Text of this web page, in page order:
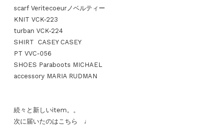
scarf Veritecoeurノベルティー
KNIT VCK-223
turban VCK-224
SHIRT CASEY CASEY
PT VVC-056
SHOES Paraboots MICHAEL
accessory MARIA RUDMAN
続々と新しいitem。。
次に届いたのはこちら ♩